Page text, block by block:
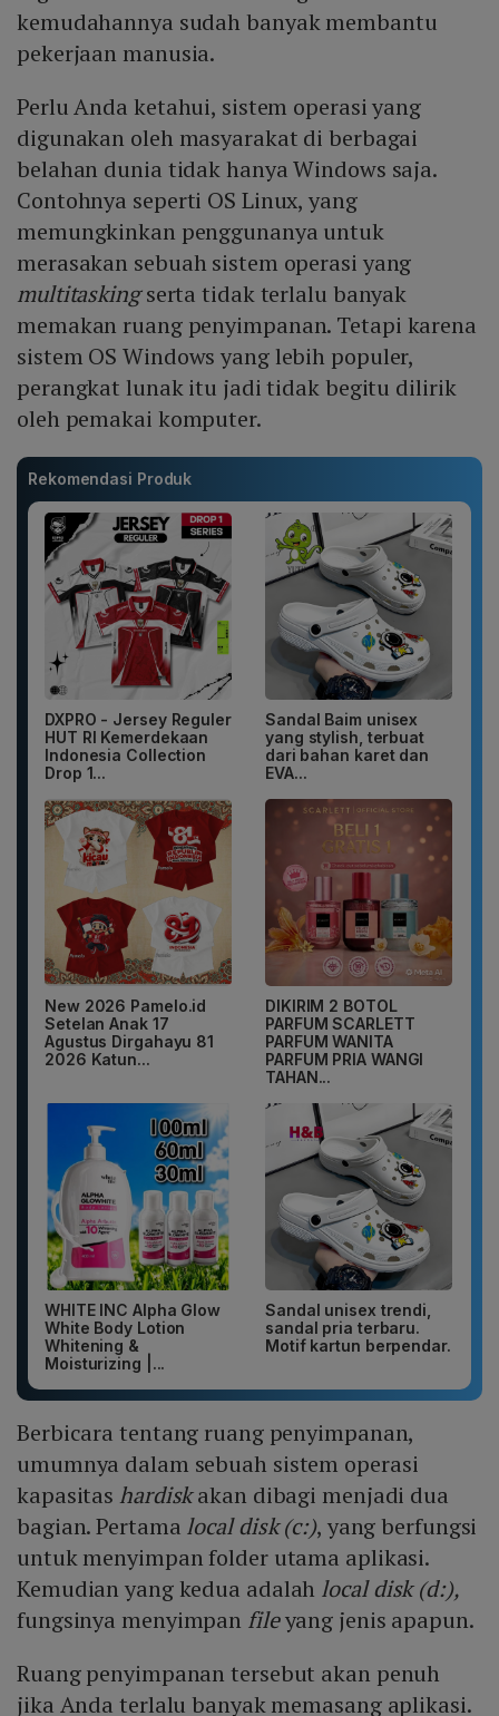
kemudahannya sudah banyak membantu
pekerjaan manusia.
Perlu Anda ketahui, sistem operasi yang
digunakan oleh masyarakat di berbagai
belahan dunia tidak hanya Windows saja.
Contohnya seperti OS Linux, yang
memungkinkan penggunanya untuk
merasakan sebuah sistem operasi yang
multitaskingserta tidak terlalu banyak
memakan ruang penyimpanan. Tetapi karena
sistem OS Windows yang lebih populer,
perangkat lunak itu jadi tidak begitu dilirik
oleh pemakai komputer.
Rekomendasi Produk
DXPRO - Jersey Reguler
HUT RI Kemerdekaan
Indonesia Collection
Drop 1...
Sandal Baim unisex
yang stylish, terbuat
dari bahan karet dan
EVA...
New 2026 Pamelo.id
Setelan Anak 17
Agustus Dirgahayu 81
2026 Katun...
DIKIRIM 2 BOTOL
PARFUM SCARLETT
PARFUM WANITA
PARFUM PRIA WANGI
TAHAN...
WHITE INC Alpha Glow
White Body Lotion
Whitening &
Moisturizing |...
Sandal unisex trendi,
sandal pria terbaru.
Motif kartun berpendar.
Berbicara tentang ruang penyimpanan,
umumnya dalam sebuah sistem operasi
kapasitashardiskakan dibagi menjadi dua
bagian. Pertama local disk (c:), yang berfungsi
untuk menyimpan folder utama aplikasi.
Kemudian yang kedua adalah local disk (d:),
fungsinya menyimpan fileyang jenis apapun.
Ruang penyimpanan tersebut akan penuh
jika Anda terlalu banyak memasang aplikasi.